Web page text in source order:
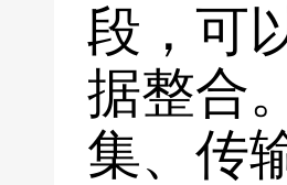
段，可
据整合
集、传